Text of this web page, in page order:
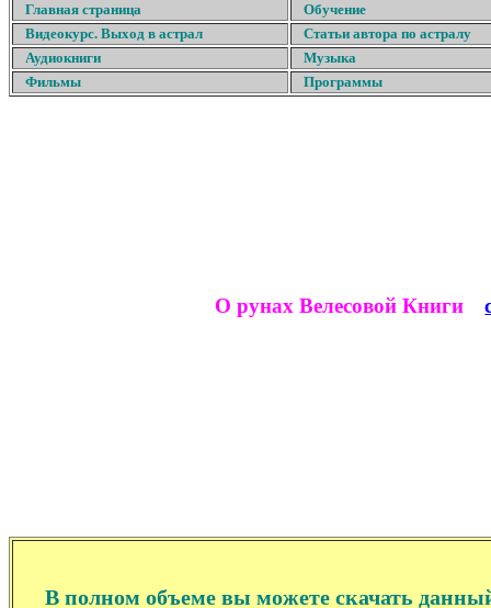
Главная страница
Обучение
Видеокурс. Выход в астрал
Статьи автора по астралу
Аудиокниги
Музыка
Фильмы
Программы
О рунах Велесовой Книги
В полном объеме вы можете скачать